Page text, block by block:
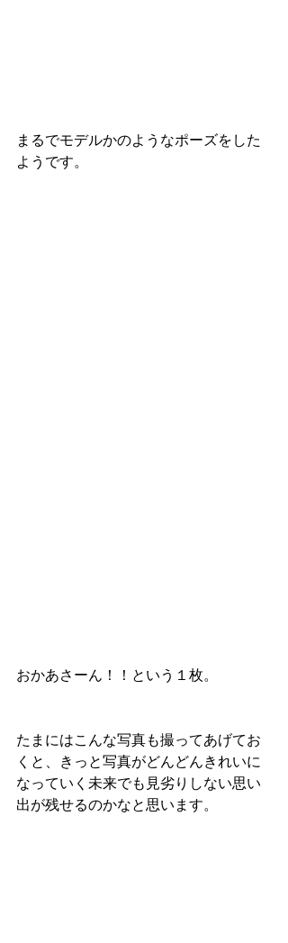
まるでモデルかのようなポーズをした
ようです。
おかあさーん！！という１枚。
たまにはこんな写真も撮ってあげてお
くと、きっと写真がどんどんきれいに
なっていく未来でも見劣りしない思い
出が残せるのかなと思います。